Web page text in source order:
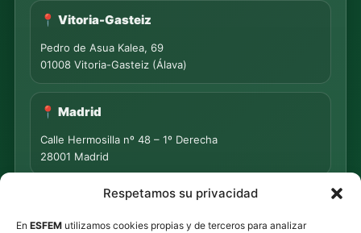
Respetamos su privacidad
En ESFEM utilizamos cookies propias y de terceros para analizar
📍 Vitoria-Gasteiz
Pedro de Asua Kalea, 69
01008 Vitoria-Gasteiz (Álava)
📍 Madrid
Calle Hermosilla nº 48 – 1º Derecha
28001 Madrid
📍 PUNTO DE MEDIACIÓN S.L.